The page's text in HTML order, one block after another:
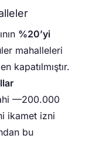
%20’yi
mahalleleri
kapatılmıştır.
—200.000
ikamet izni
bu